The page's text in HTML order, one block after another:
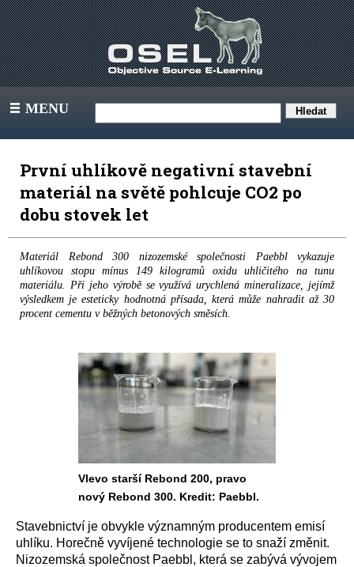
III MENU
První uhlíkově negativní stavební
materiál na světě pohlcuje CO2 po
dobu stovek let
Materiál Rebond 300 nizozemské společnosti Paebbl vykazuje
uhlíkovou stopu mínus 149 kilogramů oxidu uhličitého na tunu
materiálu. Při jeho výrobě se využívá urychlená mineralizace, jejímž
výsledkem je esteticky hodnotná přísada, která může nahradit až 30
procent cementu v běžných betonových směsích.
Vlevo starší Rebond 200, pravo
nový Rebond 300. Kredit: Paebbl.
Stavebnictví je obvykle významným producentem emisí
uhlíku. Horečně vyvíjené technologie se to snaží změnit.
Nizozemská společnost Paebbl, která se zabývá vývojem